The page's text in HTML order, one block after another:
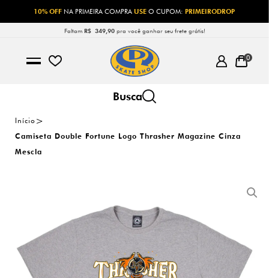
10% OFF NA PRIMEIRA COMPRAUSEO CUPOM:PRIMEIRODROP
Faltam R$ 349,90pra você ganhar seu frete grátis!
0
Início
Camiseta Double Fortune Logo Thrasher Magazine Cinza
Mescla